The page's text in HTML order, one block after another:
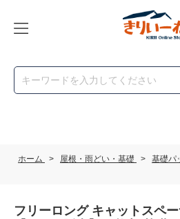
ホーム > 屋根・雨どい・基礎 > 基礎パ
フリーロング キャットスペ